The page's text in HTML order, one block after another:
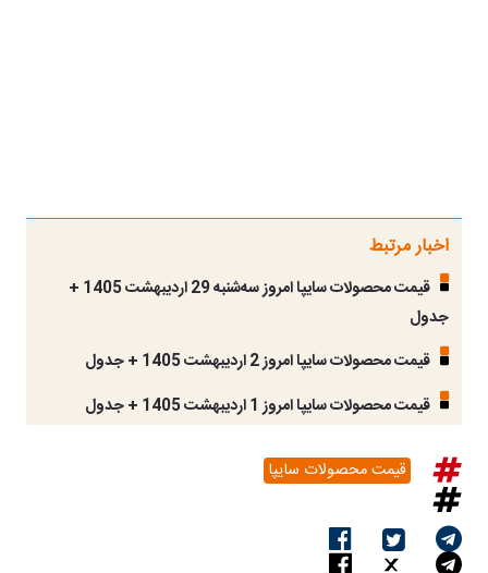
اخبار مرتبط
قیمت محصولات سایپا امروز سه‌شنبه 29 اردیبهشت 1405 +
جدول
قیمت محصولات سایپا امروز 2 اردیبهشت 1405 + جدول
قیمت محصولات سایپا امروز 1 اردیبهشت 1405 + جدول
قیمت محصولات سایپا